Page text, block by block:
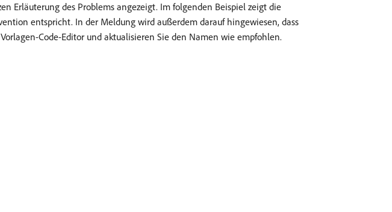
Erläuterung des Problems angezeigt. Im folgenden Beispiel zeigt die
entspricht. In der Meldung wird außerdem darauf hingewiesen, dass
Code-Editor und aktualisieren Sie den Namen wie empfohlen.